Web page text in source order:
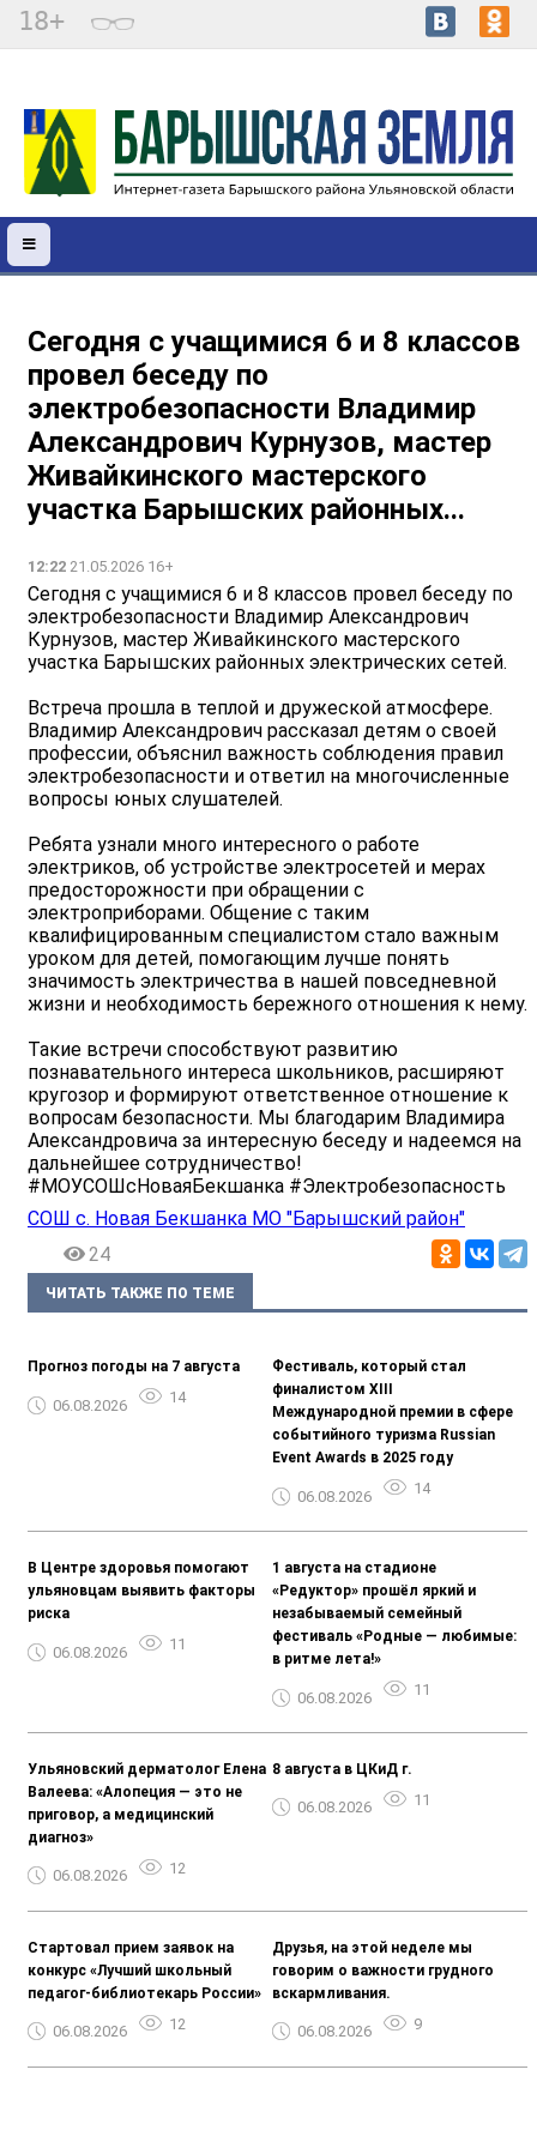
18+
Сегодня с учащимися 6 и 8 классов
провел беседу по
электробезопасности Владимир
Александрович Курнузов, мастер
Живайкинского мастерского
участка Барышских районных...
12:22 21.05.2026 16+
Сегодня с учащимися 6 и 8 классов провел беседу по
электробезопасности Владимир Александрович
Курнузов, мастер Живайкинского мастерского
участка Барышских районных электрических сетей.
Встреча прошла в теплой и дружеской атмосфере.
Владимир Александрович рассказал детям о своей
профессии, объяснил важность соблюдения правил
электробезопасности и ответил на многочисленные
вопросы юных слушателей.
Ребята узнали много интересного о работе
электриков, об устройстве электросетей и мерах
предосторожности при обращении с
электроприборами. Общение с таким
квалифицированным специалистом стало важным
уроком для детей, помогающим лучше понять
значимость электричества в нашей повседневной
жизни и необходимость бережного отношения к нему.
Такие встречи способствуют развитию
познавательного интереса школьников, расширяют
кругозор и формируют ответственное отношение к
вопросам безопасности. Мы благодарим Владимира
Александровича за интересную беседу и надеемся на
дальнейшее сотрудничество!
#МОУСОШсНоваяБекшанка #Электробезопасность
СОШ с. Новая Бекшанка МО "Барышский район"
24
ЧИТАТЬ ТАКЖЕ ПО ТЕМЕ
Прогноз погоды на 7 августа
06.08.2026 14
Фестиваль, который стал
финалистом ХIII
Международной премии в сфере
событийного туризма Russian
Event Awards в 2025 году
06.08.2026 14
В Центре здоровья помогают
ульяновцам выявить факторы
риска
06.08.2026 11
1 августа на стадионе
«Редуктор» прошёл яркий и
незабываемый семейный
фестиваль «Родные — любимые:
в ритме лета!»
06.08.2026 11
Ульяновский дерматолог Елена
Валеева: «Алопеция — это не
приговор, а медицинский
диагноз»
06.08.2026 12
8 августа в ЦКиД г.
06.08.2026 11
Стартовал прием заявок на
конкурс «Лучший школьный
педагог-библиотекарь России»
06.08.2026 12
Друзья, на этой неделе мы
говорим о важности грудного
вскармливания.
06.08.2026 9